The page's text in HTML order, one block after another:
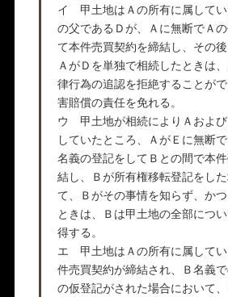
イ 甲土地はＡの所有に属してい
の父であるＤが、Ａに無断でＡ
て本件売買契約を締結し、その
ＡがＤを単独で相続したときは
律行為の追認を拒絶することが
害賠償の責任を免れる。
ウ 甲土地が相続によりＡおよ
していたところ、ＡがＥに無断
名義の登記をしてＢとの間で本
結し、Ｂが所有権移転登記をし
て、Ｂがその事情を知らず、か
ときは、Ｂは甲土地の全部につ
得する。
エ 甲土地はＡの所有に属して
件売買契約が締結され、Ｂ名義
の仮登記がされた場合において